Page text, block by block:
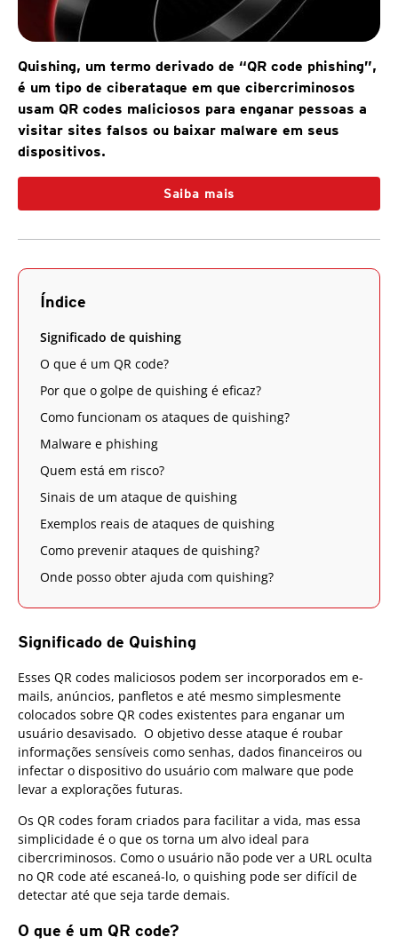
Quishing, um termo derivado de “QR code phishing”,
é um tipo de ciberataque em que cibercriminosos
usam QR codes maliciosos para enganar pessoas a
visitar sites falsos ou baixar malware em seus
dispositivos.
Saiba mais
Índice
Significado de quishing
O que é um QR code?
Por que o golpe de quishing é eficaz?
Como funcionam os ataques de quishing?
Malware e phishing
Quem está em risco?
Sinais de um ataque de quishing
Exemplos reais de ataques de quishing
Como prevenir ataques de quishing?
Onde posso obter ajuda com quishing?
Significado de Quishing
Esses QR codes maliciosos podem ser incorporados em e-
mails, anúncios, panfletos e até mesmo simplesmente
colocados sobre QR codes existentes para enganar um
usuário desavisado. O objetivo desse ataque é roubar
informações sensíveis como senhas, dados financeiros ou
infectar o dispositivo do usuário com malware que pode
levar a explorações futuras.
Os QR codes foram criados para facilitar a vida, mas essa
simplicidade é o que os torna um alvo ideal para
cibercriminosos. Como o usuário não pode ver a URL oculta
no QR code até escaneá-lo, o quishing pode ser difícil de
detectar até que seja tarde demais.
O que é um QR code?